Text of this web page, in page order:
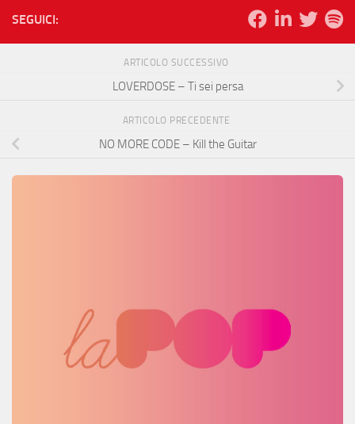
SEGUICI:
ARTICOLO SUCCESSIVO
LOVERDOSE – Ti sei persa
ARTICOLO PRECEDENTE
NO MORE CODE – Kill the Guitar